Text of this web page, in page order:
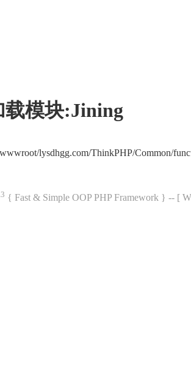
载模块:Jining
lysdhgg.com/ThinkPHP/Common/
{ Fast & Simple OOP PHP Framework } -- [